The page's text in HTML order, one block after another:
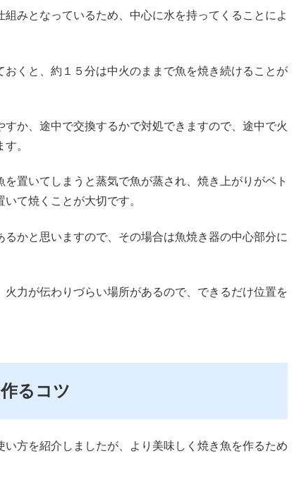
みとなっているため、中心に水を持ってくることによ
くと、約１５分は中火のままで魚を焼き続けることが
か、途中で交換するかで対処できますので、途中で火
。
置いてしまうと蒸気で魚が蒸され、焼き上がりがベト
て焼くことが大切です。
かと思いますので、その場合は魚焼き器の中心部分に
力が伝わりづらい場所があるので、できるだけ位置を
るコツ
方を紹介しましたが、より美味しく焼き魚を作るため